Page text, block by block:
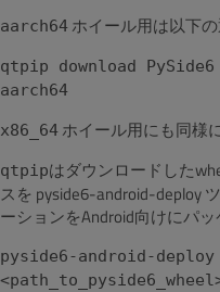
aarch64 ホイール用は以下の
qtpip download
aarch64
x86_64 ホイール用にも同様
qtpipはダウンロードした
スを pyside6-android-deploy
ーションをAndroid向けにパ
pyside6-android-